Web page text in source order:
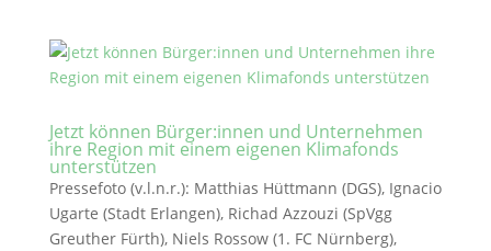
Jetzt können Bürger:innen und Unternehmen
ihre Region mit einem eigenen Klimafonds
unterstützen
Pressefoto (v.l.n.r.): Matthias Hüttmann (DGS), Ignacio
Ugarte (Stadt Erlangen), Richad Azzouzi (SpVgg
Greuther Fürth), Niels Rossow (1. FC Nürnberg),